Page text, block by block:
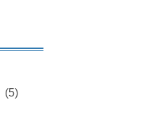
(5)